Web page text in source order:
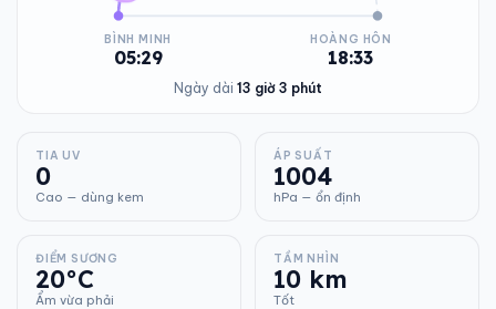
BÌNH MINH
05:29
HOÀNG HÔN
18:33
Ngày dài 13 giờ 3 phút
TIA UV
0
Cao — dùng kem
ÁP SUẤT
1004
hPa — ổn định
ĐIỂM SƯƠNG
20°C
Ẩm vừa phải
TẦM NHÌN
10 km
Tốt